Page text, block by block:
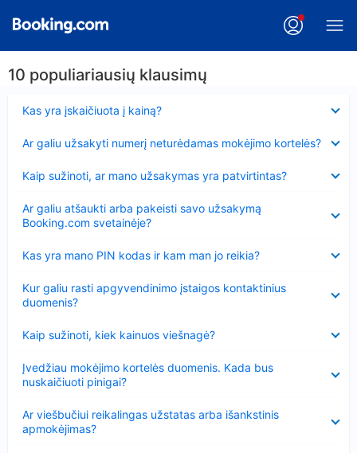
10 populiariausių klausimų
Kas yra įskaičiuota į kainą?
Ar galiu užsakyti numerį neturėdamas mokėjimo kortelės?
Kaip sužinoti, ar mano užsakymas yra patvirtintas?
Ar galiu atšaukti arba pakeisti savo užsakymą
Booking.com svetainėje?
Kas yra mano PIN kodas ir kam man jo reikia?
Kur galiu rasti apgyvendinimo įstaigos kontaktinius
duomenis?
Kaip sužinoti, kiek kainuos viešnagė?
Įvedžiau mokėjimo kortelės duomenis. Kada bus
nuskaičiuoti pinigai?
Ar viešbučiui reikalingas užstatas arba išankstinis
apmokėjimas?